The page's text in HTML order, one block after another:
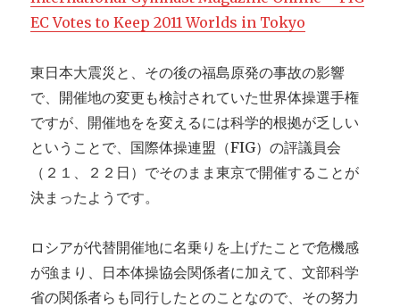
EC Votes to Keep 2011 Worlds in Tokyo
東日本大震災と、その後の福島原発の事故の影響
で、開催地の変更も検討されていた世界体操選手権
ですが、開催地をを変えるには科学的根拠が乏しい
ということで、国際体操連盟（FIG）の評議員会
（２１、２２日）でそのまま東京で開催することが
決まったようです。
ロシアが代替開催地に名乗りを上げたことで危機感
が強まり、日本体操協会関係者に加えて、文部科学
省の関係者らも同行したとのことなので、その努力